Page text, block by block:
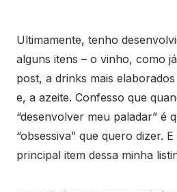
Ultimamente, tenho
alguns itens – o vinho, como
post, a drinks mais
e, a azeite. Confesso que
“desenvolver meu paladar” é
“obsessiva” que quero dizer.
principal item dessa minha